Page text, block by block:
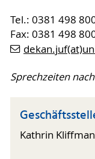
Tel.: 0381 498
Fax: 0381 498
Sprechzeiten
Kathrin